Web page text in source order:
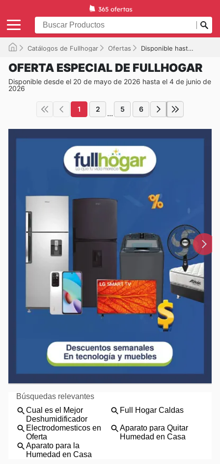
Catálogos de Fullhogar Ofertas Disponible hasta el 04/06/2026
OFERTA ESPECIAL DE FULLHOGAR
Disponible desde el 20 de mayo de 2026 hasta el 4 de junio de
2026
1 2 ... 5 6